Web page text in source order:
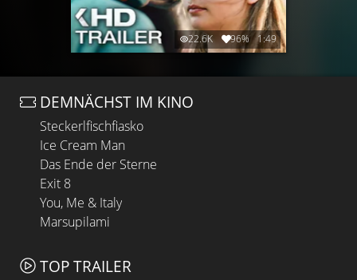
22.6K 96% 1:49
DEMNÄCHST IM KINO
Steckerlfischfiasko
Ice Cream Man
Das Ende der Sterne
Exit 8
You, Me & Italy
Marsupilami
TOP TRAILER